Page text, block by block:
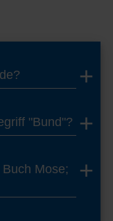
"Bund"?
Mose;